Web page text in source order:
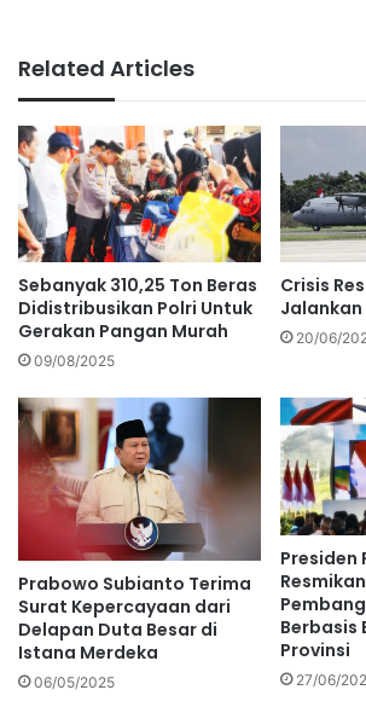
Related Articles
Sebanyak 310,25 Ton Beras
Didistribusikan Polri Untuk
Gerakan Pangan Murah
09/08/2025
Crisis
Jalankan
20/06/
Prabowo Subianto Terima
Surat Kepercayaan dari
Delapan Duta Besar di
Istana Merdeka
06/05/2025
Presiden
Berbasis
Provinsi
27/06/